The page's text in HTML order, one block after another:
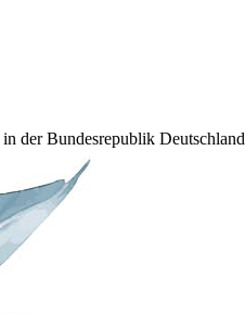
der Bundesrepublik Deutschland